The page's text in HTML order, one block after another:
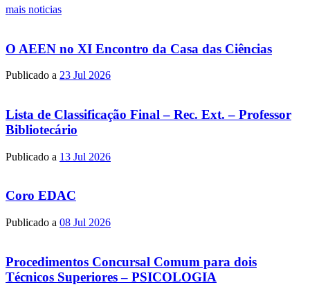
mais noticias
O AEEN no XI Encontro da Casa das Ciências
Publicado a 23 Jul 2026
Lista de Classificação Final – Rec. Ext. – Professor
Bibliotecário
Publicado a 13 Jul 2026
Coro EDAC
Publicado a 08 Jul 2026
Procedimentos Concursal Comum para dois
Técnicos Superiores – PSICOLOGIA